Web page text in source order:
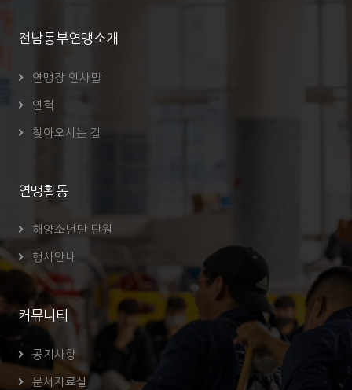
전남동부연맹소개
연맹장 인사말
연혁
찾아오시는 길
연맹활동
해양소년단 단원
행사안내
커뮤니티
공지사항
문서자료실